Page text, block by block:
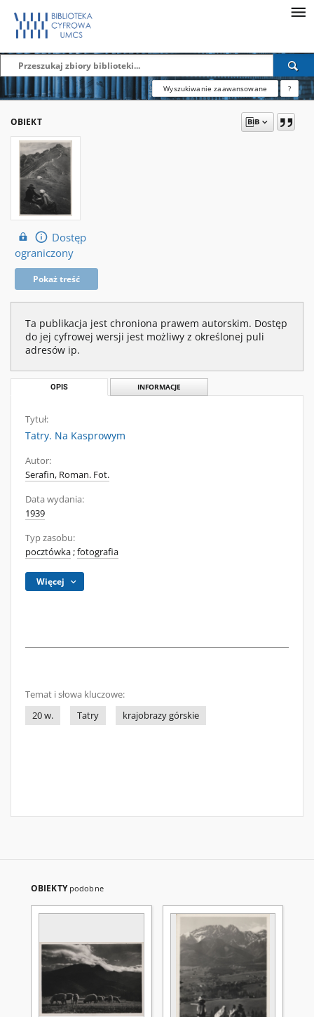
Wyszukiwanie zaawansowane ?
OBIEKT
Dostęp
ograniczony
Pokaż treść
Ta publikacja jest chroniona prawem autorskim. Dostęp
do jej cyfrowej wersji jest możliwy z określonej puli
adresów ip.
OPIS INFORMACJE
Tytuł:
Tatry. Na Kasprowym
Autor:
Serafin, Roman. Fot.
Data wydania:
1939
Typ zasobu:
pocztówka;fotografia
Więcej
Temat i słowa kluczowe:
20 w.
Tatry krajobrazy górskie
OBIEKTY podobne